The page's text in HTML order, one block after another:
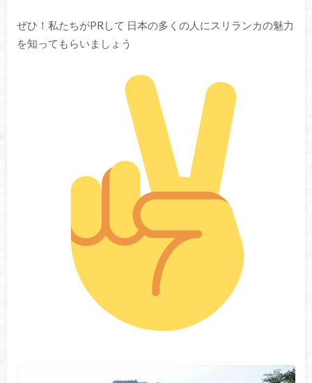
ぜひ！私たちがPRして 日本の多くの人にスリランカの魅力
を知ってもらいましょう